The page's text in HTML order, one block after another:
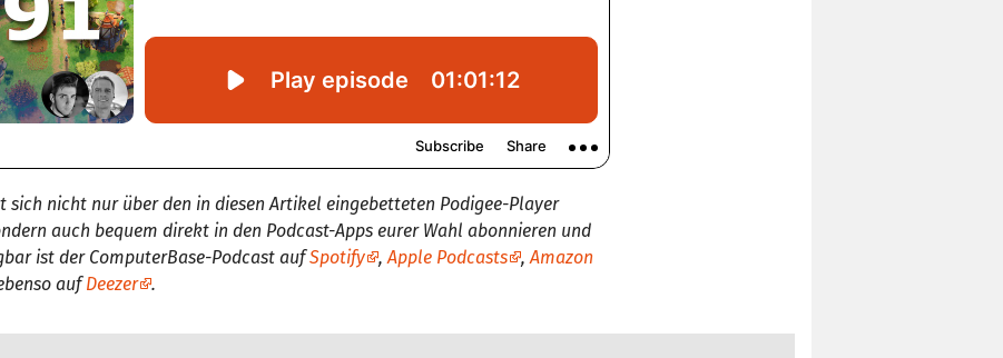
sich nicht nur über den in diesen Artikel eingebetteten Podigee-Player
auch bequem direkt in den Podcast-Apps eurer Wahl abonnieren und
ist der ComputerBase-Podcast aufSpotify ,Apple Podcasts ,Amazon
aufDeezer .